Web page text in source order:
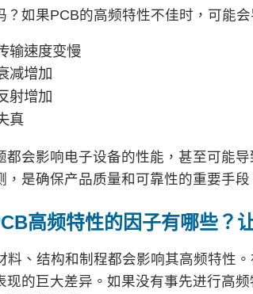
？如果PCB的高频特性不佳时，可能会
输速度变慢
减增加
射增加
真
都会影响电子设备的性能，甚至可能
，是确保产品质量和可靠性的重要手段
高频特性的因子有哪些 ？
料、结构和制程都会影响其高频特性
现的巨大差异。如果没有事先进行高